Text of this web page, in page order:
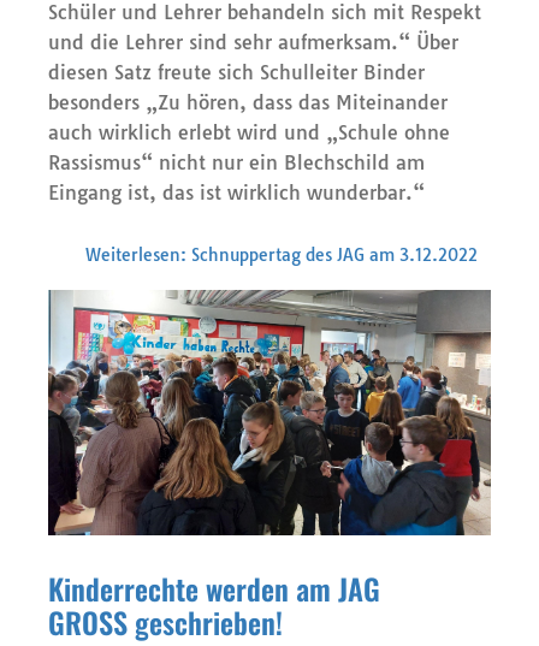
Schüler und Lehrer behandeln sich mit Respekt
und die Lehrer sind sehr aufmerksam.“ Über
diesen Satz freute sich Schulleiter Binder
besonders „Zu hören, dass das Miteinander
auch wirklich erlebt wird und „Schule ohne
Rassismus“ nicht nur ein Blechschild am
Eingang ist, das ist wirklich wunderbar.“
Weiterlesen: Schnuppertag des JAG am 3.12.2022
Kinderrechte werden am JAG
GROSS geschrieben!